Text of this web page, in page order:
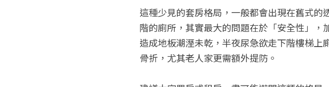
這種少見的套房格局，一般都會出現在舊式
階的廁所，其實最大的問題在於「安全性」
造成地板潮溼未乾，半夜尿急欲走下階樓梯
骨折，尤其老人家更需額外提防。